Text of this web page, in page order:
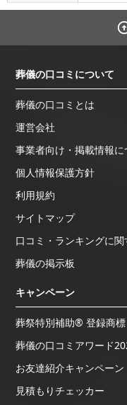
葬儀の口コミについて
葬儀の口コミとは
運営会社
事業者向け・掲載情報に
個人情報保護方針
利用規約
サイトマップ
口コミ・ランキングに
葬儀の掲示板
キャンペーン
葬祭特別補助® 登録商
葬儀の口コミアワード
お友達紹介キャンペーン
見積もりチェッカー